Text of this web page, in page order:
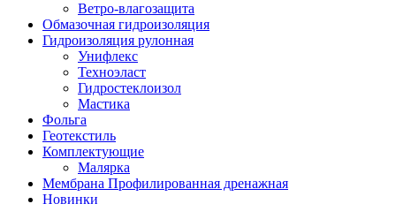
Ветро-влагозащита
Обмазочная гидроизоляция
Гидроизоляция рулонная
Унифлекс
Техноэласт
Гидростеклоизол
Мастика
Фольга
Геотекстиль
Комплектующие
Малярка
Мембрана Профилированная дренажная
Новинки